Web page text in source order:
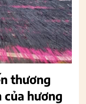
thương
của hương